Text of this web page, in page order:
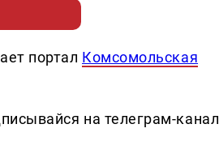
портал Комсомольская
на телеграм-канал